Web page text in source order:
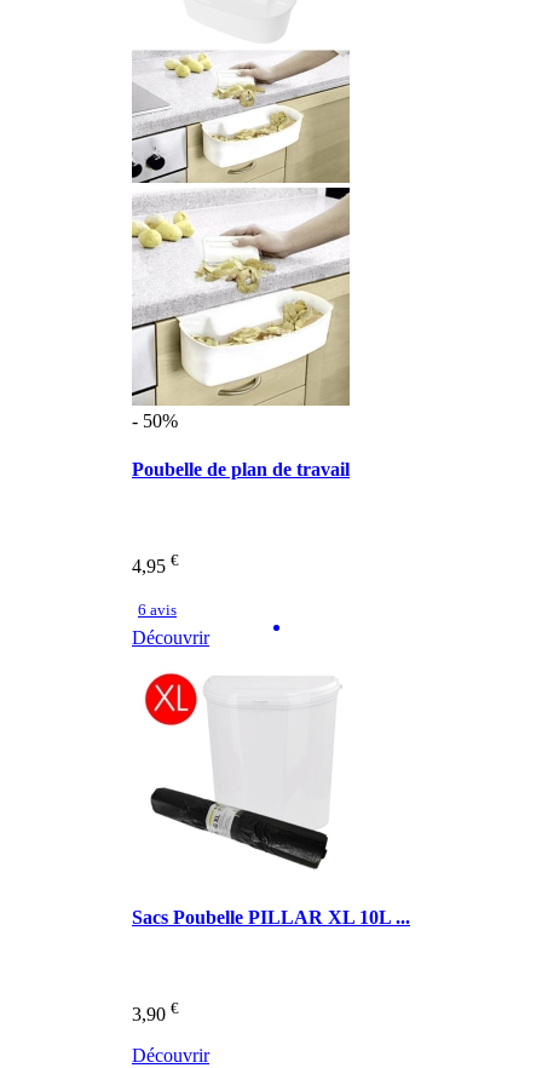
- 50%
Poubelle de plan de travail
4,95 €
6 avis
Découvrir
Sacs Poubelle PILLAR XL 10L ...
3,90 €
Découvrir